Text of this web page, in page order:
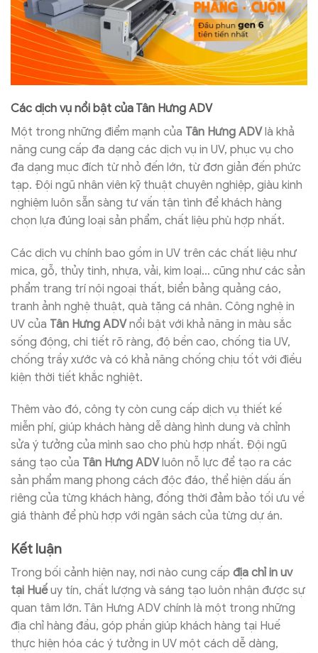
Các dịch vụ nổi bật của Tân Hưng ADV
Một trong những điểm mạnh của Tân Hưng ADVlà khả
năng cung cấp đa dạng các dịch vụ in UV, phục vụ cho
đa dạng mục đích từ nhỏ đến lớn, từ đơn giản đến phức
tạp. Đội ngũ nhân viên kỹ thuật chuyên nghiệp, giàu kinh
nghiệm luôn sẵn sàng tư vấn tận tình để khách hàng
chọn lựa đúng loại sản phẩm, chất liệu phù hợp nhất.
Các dịch vụ chính bao gồm in UV trên các chất liệu như
mica, gỗ, thủy tinh, nhựa, vải, kim loại… cũng như các sản
phẩm trang trí nội ngoại thất, biển bảng quảng cáo,
tranh ảnh nghệ thuật, quà tặng cá nhân. Công nghệ in
UV của Tân Hưng ADVnổi bật với khả năng in màu sắc
sống động, chi tiết rõ ràng, độ bền cao, chống tia UV,
chống trầy xước và có khả năng chống chịu tốt với điều
kiện thời tiết khắc nghiệt.
Thêm vào đó, công ty còn cung cấp dịch vụ thiết kế
miễn phí, giúp khách hàng dễ dàng hình dung và chỉnh
sửa ý tưởng của mình sao cho phù hợp nhất. Đội ngũ
sáng tạo của Tân Hưng ADVluôn nỗ lực để tạo ra các
sản phẩm mang phong cách độc đáo, thể hiện dấu ấn
riêng của từng khách hàng, đồng thời đảm bảo tối ưu về
giá thành để phù hợp với ngân sách của từng dự án.
Kết luận
Trong bối cảnh hiện nay, nơi nào cung cấp địa chỉ in uv
tại Huếuy tín, chất lượng và sáng tạo luôn nhận được sự
quan tâm lớn. Tân Hưng ADV chính là một trong những
địa chỉ hàng đầu, góp phần giúp khách hàng tại Huế
thực hiện hóa các ý tưởng in UV một cách dễ dàng,